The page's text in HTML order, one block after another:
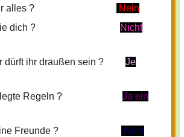
sie dir alles ?
Nein
sie dich ?
Nicht
dürft ihr draußen sein ? Je
Regeln ? Ja ein
deine Freunde ?
Nein